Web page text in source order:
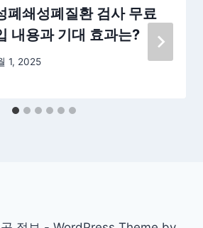
폐쇄성폐질환 검사 무료
내용과 기대 효과는?
1, 2025